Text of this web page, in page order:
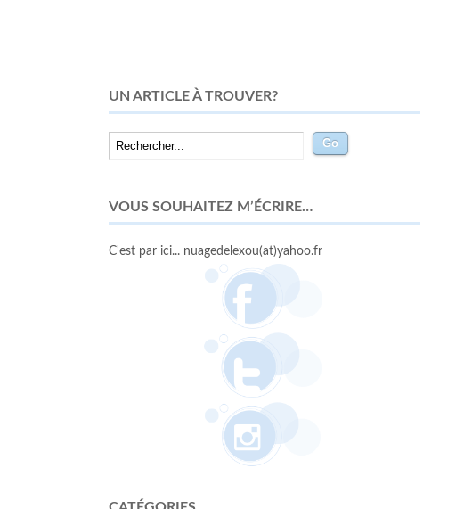
UN ARTICLE À TROUVER?
VOUS SOUHAITEZ M’ÉCRIRE…
C'est par ici... nuagedelexou(at)yahoo.fr